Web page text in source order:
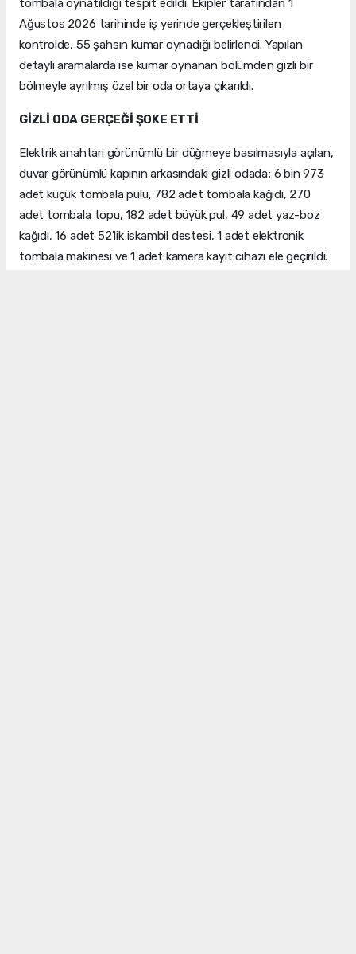
tombala oynatıldığı tespit edildi. Ekipler tarafından 1
Ağustos 2026 tarihinde iş yerinde gerçekleştirilen
kontrolde, 55 şahsın kumar oynadığı belirlendi. Yapılan
detaylı aramalarda ise kumar oynanan bölümden gizli bir
bölmeyle ayrılmış özel bir oda ortaya çıkarıldı.
GİZLİ ODA GERÇEĞİ ŞOKE ETTİ
Elektrik anahtarı görünümlü bir düğmeye basılmasıyla açılan,
duvar görünümlü kapının arkasındaki gizli odada; 6 bin 973
adet küçük tombala pulu, 782 adet tombala kağıdı, 270
adet tombala topu, 182 adet büyük pul, 49 adet yaz-boz
kağıdı, 16 adet 52'lik iskambil destesi, 1 adet elektronik
tombala makinesi ve 1 adet kamera kayıt cihazı ele geçirildi.